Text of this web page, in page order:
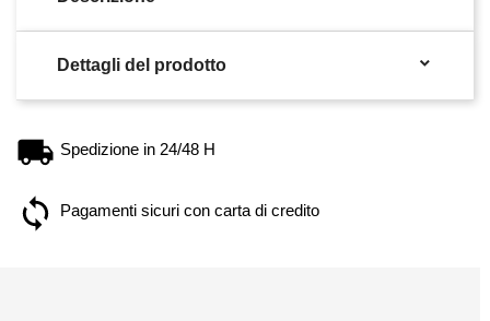
Dettagli del prodotto 
Spedizione in 24/48 H
Pagamenti sicuri con carta di credito